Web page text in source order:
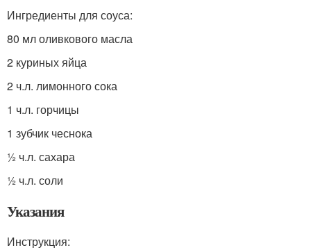
Ингредиенты для соуса:
80 мл оливкового масла
2 куриных яйца
2 ч.л. лимонного сока
1 ч.л. горчицы
1 зубчик чеснока
½ ч.л. сахара
½ ч.л. соли
Указания
Инструкция: